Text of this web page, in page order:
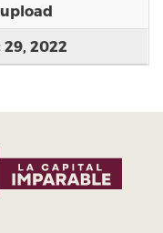
29, 2022